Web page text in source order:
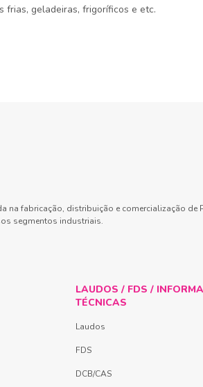
frias, geladeiras, frigoríficos e etc.
na fabricação, distribuição e comercialização
segmentos industriais.
LAUDOS / FDS /
TÉCNICAS
Laudos
FDS
DCB/CAS